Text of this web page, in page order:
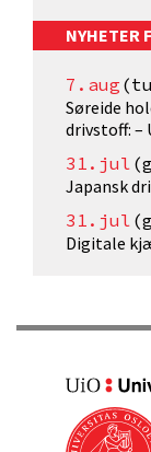
NYHETER
7.aug
Søreide
drivstoff: –
31.jul
Japansk
31.jul
Digitale